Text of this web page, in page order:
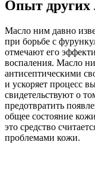
Опыт других
Масло ним давно
при борьбе с
отмечают его
воспаления. Масло
антисептическими
и ускоряет процесс
свидетельствуют о
предотвратить
общее состояние
это средство
проблемами кожи.